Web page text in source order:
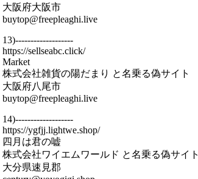
大阪府大阪市
buytop@freepleaghi.live
13)-------------------
https://sellseabc.click/
Market
株式会社雑貨の陽だまり と名乗る偽サイト
大阪府八尾市
buytop@freepleaghi.live
14)-------------------
https://ygfjj.lightwe.shop/
四月は君の嘘
株式会社ワイエムワールド と名乗る偽サイト
大分県速見郡